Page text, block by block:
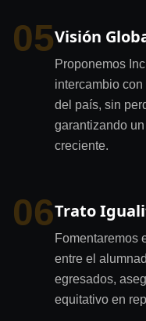
05Visión
Proponemos
intercambio
del país, sin
garantizando
creciente.
06Trato
Fomentaremos
entre el
egresados,
equitativo en